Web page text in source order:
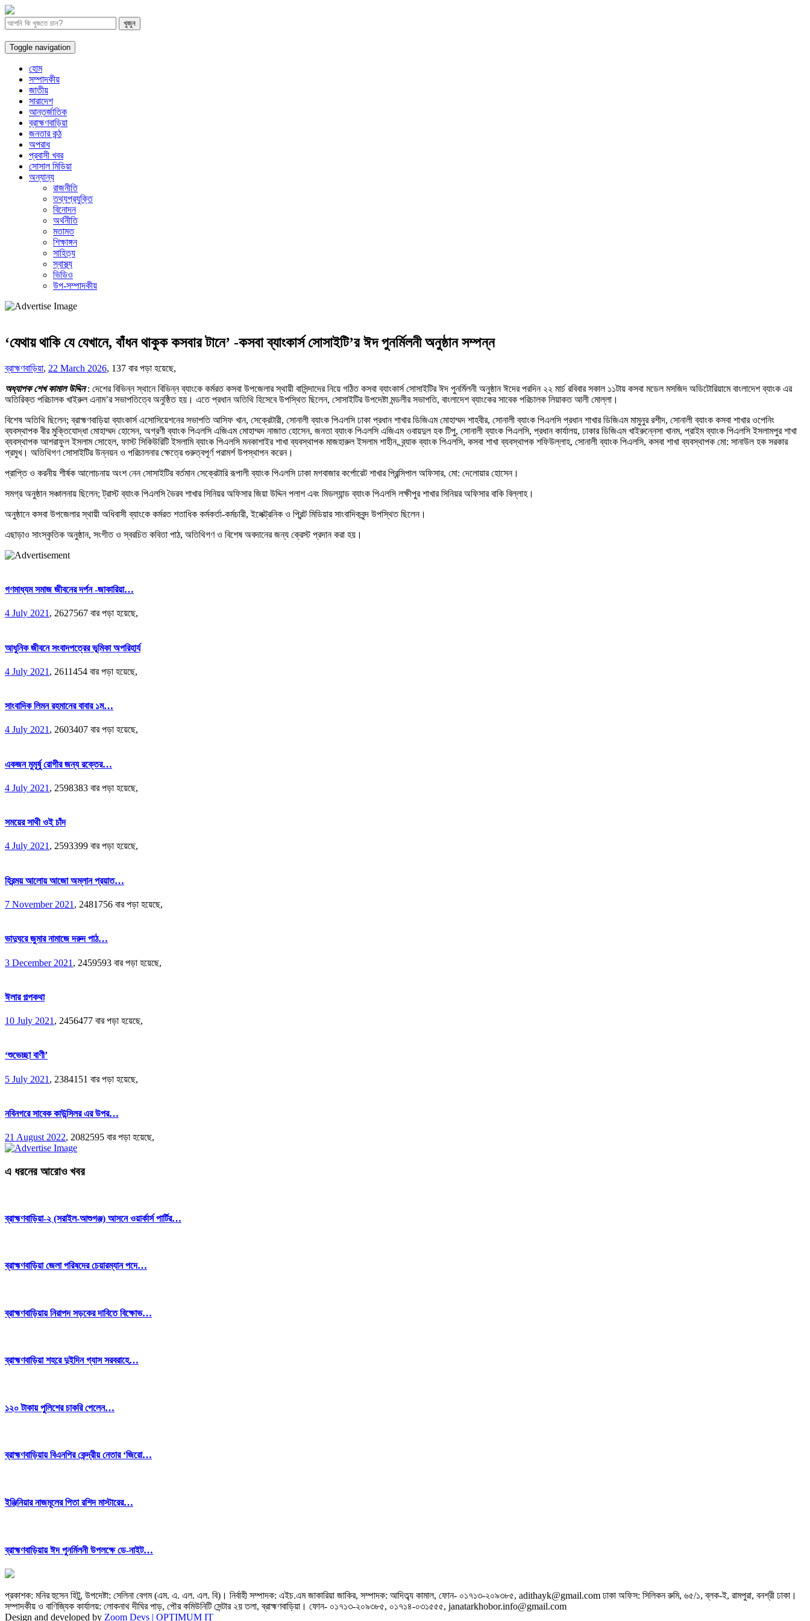
Toggle navigation
হোম
সম্পাদকীয়
জাতীয়
সারাদেশ
আন্তর্জাতিক
ব্রাহ্মণবাড়িয়া
জনতার কন্ঠ
অপরাধ
প্রবাসী খবর
সোসাল মিডিয়া
অন্যান্য
রাজনীতি
তথ্যপ্রযুক্তি
বিনোদন
অর্থনীতি
মতামত
শিক্ষাঙ্গন
সাহিত্য
স্বাস্থ্য
ভিডিও
উপ-সম্পাদকীয়
‘যেথায় থাকি যে যেখানে, বাঁধন থাকুক কসবার টানে’ -কসবা ব্যাংকার্স সোসাইটি’র ঈদ পুনর্মিলনী অনুষ্ঠান সম্পন্ন
ব্রাহ্মণবাড়িয়া, 22 March 2026, 137 বার পড়া হয়েছে,
অধ্যাপক শেখ কামাল উদ্দিন: দেশের বিভিন্ন স্থানে বিভিন্ন ব্যাংকে কর্মরত কসবা উপজেলার স্থায়ী বাসিন্দাদের নিয়ে গঠিত কসবা ব্যাংকার্স সোসাইটির ঈদ পুনর্মিলনী অনুষ্ঠান ঈদের পরদিন ২২ মার্চ রবিবার সকাল ১১টায় কসবা মডেল মসজিদ অডিটোরিয়ামে বাংলাদেশ ব্যাংক এর
অতিরিক্ত পরিচালক খাইরুল এনাম’র সভাপতিত্বে অনুষ্ঠিত হয়। এতে প্রধান অতিথি হিসেবে উপস্থিত ছিলেন, সোসাইটির উপদেষ্টা মন্ডলীর সভাপতি, বাংলাদেশ ব্যাংকের সাবেক পরিচালক লিয়াকত আলী মোল্লা।
বিশেষ অতিথি ছিলেন; ব্রাহ্মণবাড়িয়া ব্যাংকার্স এসোসিয়েশনের সভাপতি আসিফ খান, সেক্রেটারী, সোনালী ব্যাংক পিএলসি ঢাকা প্রধান শাখার ডিজিএম মোহাম্মদ শাহবীর, সোনালী ব্যাংক পিএলসি প্রধান শাখার ডিজিএম মামুনুর রশীদ, সোনালী ব্যাংক কসবা শাখার ওপেনিং
ব্যবস্থাপক বীর মুক্তিযোদ্ধা মোহাম্মদ হোসেন, অগ্রণী ব্যাংক পিএলসি এজিএম মোহাম্মদ নাজাত হোসেন, জনতা ব্যাংক পিএলসি এজিএম ওবায়দুল হক টিপু, সোনালী ব্যাংক পিএলসি, প্রধান কার্যালয়, ঢাকার ডিজিএম খাইরুন্নেসা খানম, প্রাইম ব্যাংক পিএলসি ইসলামপুর শাখা
ব্যবস্থাপক আশরাফুল ইসলাম সোহেল, ফাস্ট সিকিউরিটি ইসলামি ব্যাংক পিএলসি মনকাশাইর শাখা ব্যবস্থাপক মাজহারুল ইসলাম শাহীন, ব্র্যাক ব্যাংক পিএলসি, কসবা শাখা ব্যবস্থাপক শফিউল্লাহ, সোনালী ব্যাংক পিএলসি, কসবা শাখা ব্যবস্থাপক মো: সানাউল হক সরকার
প্রমুখ। অতিথিগণ সোসাইটির উন্নয়ন ও পরিচালনার ক্ষেত্রে গুরুত্বপূর্ণ পরামর্শ উপস্থাপন করেন।
প্রাপ্তি ও করনীয় শীর্ষক আলোচনায় অংশ নেন সোসাইটির বর্তমান সেক্রেটারি রূপালী ব্যাংক পিএলসি ঢাকা মগবাজার কর্পোরেট শাখার প্রিন্সিপাল অফিসার, মো: দেলোয়ার হোসেন।
সমগ্র অনুষ্ঠান সঞ্চালনায় ছিলেন; ট্রাস্ট ব্যাংক পিএলসি ভৈরব শাখার সিনিয়র অফিসার জিয়া উদ্দিন পলাশ এবং মিডল্যান্ড ব্যাংক পিএলসি লক্ষীপুর শাখার সিনিয়র অফিসার বাকি বিল্লাহ।
অনুষ্ঠানে কসবা উপজেলার স্থায়ী অধিবাসী ব্যাংকে কর্মরত শতাধিক কর্মকর্তা-কর্মচারী, ইলেক্ট্রনিক ও প্রিন্ট মিডিয়ার সাংবাদিকবৃন্দ উপস্থিত ছিলেন।
এছাড়াও সাংস্কৃতিক অনুষ্ঠান, সংগীত ও স্বরচিত কবিতা পাঠ, অতিথিগণ ও বিশেষ অবদানের জন্য ক্রেস্ট প্রদান করা হয়।
গণমাধ্যম সমাজ জীবনের দর্পন -জাকারিয়া…
4 July 2021 , 2627567 বার পড়া হয়েছে,
আধুনিক জীবনে সংবাদপত্রের ভূমিকা অপরিহার্য
4 July 2021 , 2611454 বার পড়া হয়েছে,
সাংবাদিক লিমন রহমানের বাবার ১ম…
4 July 2021, 2603407 বার পড়া হয়েছে,
একজন মুমূর্ষু রোগীর জন্য রক্তের…
4 July 2021 , 2598383 বার পড়া হয়েছে,
সময়ের সাথী ওই চাঁদ
4 July 2021, 2593399 বার পড়া হয়েছে,
হিরন্ময় আলোয় আজো অম্লান প্রয়াত…
7 November 2021 , 2481756 বার পড়া হয়েছে,
ভাদুঘরে জুমার নামাজে দরুদ পাঠ…
3 December 2021 , 2459593 বার পড়া হয়েছে,
ঈলার গল্পকথা
10 July 2021 , 2456477 বার পড়া হয়েছে,
‘শুভেচ্ছা বাণী’
5 July 2021 , 2384151 বার পড়া হয়েছে,
নবিনগরে সাবেক কাউন্সিলর এর উপর…
21 August 2022, 2082595 বার পড়া হয়েছে,
এ ধরনের আরোও খবর
ব্রাহ্মণবাড়িয়া-২ (সরাইল-আশুগঞ্জ) আসনে ওয়ার্কার্স পার্টির…
ব্রাহ্মণবাড়িয়া জেলা পরিষদের চেয়ারম্যান পদে…
ব্রাহ্মণবাড়িয়ায় নিরাপদ সড়কের দাবিতে বিক্ষোভ…
ব্রাহ্মণবাড়িয়া শহরে দুইদিন গ্যাস সরবরাহে…
১২০ টাকায় পুলিশের চাকরি পেলেন…
ব্রাহ্মণবাড়িয়ায় বিএনপির কেন্দ্রীয় নেতার ‘জিরো…
ইঞ্জিনিয়ার নাজমূলের পিতা রশিদ মাস্টারের…
ব্রাহ্মণবাড়িয়ায় ঈদ পুনর্মিলনী উপলক্ষে ডে-নাইট…
প্রকাশক: মনির হুসেন হিটু, উপদেষ্টা: সেলিনা বেগম (এম. এ. এল. এল. বি) । নির্বাহী সম্পাদক: এইচ.এম জাকারিয়া জাকির, সম্পাদক: আদিত্ব্য কামাল, ফোন- ০১৭১৩-২০৯৩৮৫, adithayk@gmail.com ঢাকা অফিস: সিলিকন রুমি, ৬৫/১, ব্লক-ই, রামপুরা, বনশ্রী ঢাকা।
সম্পাদকীয় ও বাণিজ্যিক কার্যালয়: লোকনাথ দীঘির পাড়, পৌর কমিউনিটি সেন্টার ২য় তলা, ব্রাহ্মণবাড়িয়া। ফোন- ০১৭১৩-২০৯৩৮৫, ০১৭১৪-০৩১৫৫৫, janatarkhobor.info@gmail.com
Design and developed by Zoom Devs | OPTIMUM IT